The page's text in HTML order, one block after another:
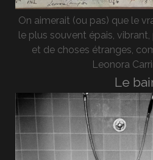
On aimerait (ou pas) que le
le plus souvent épais,
et de choses étranges,
Leonora
Le